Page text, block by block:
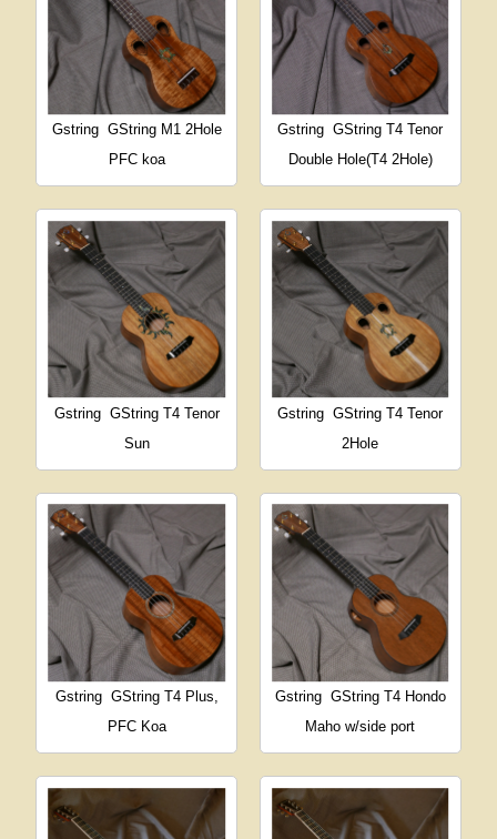
Gstring GString M1 2Hole
PFC koa
Gstring GString T4 Tenor
Double Hole(T4 2Hole)
Gstring GString T4 Tenor
Sun
Gstring GString T4 Tenor
2Hole
Gstring GString T4 Plus,
PFC Koa
Gstring GString T4 Hondo
Maho w/side port